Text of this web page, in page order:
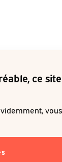
à
ce